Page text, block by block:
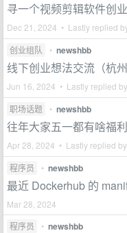
寻一个视频剪辑软件创
Dec 21, 2024 • Lastly replied
创业组队 • newshbb
线下创业想法交流（杭州
Jun 16, 2024 • Lastly replied by
职场话题 • newshbb
往年大家五一都有啥福利
Apr 28, 2024 • Lastly replied by
程序员 • newshbb
最近 Dockerhub 的
Mar 28, 2024
程序员
• newshbb